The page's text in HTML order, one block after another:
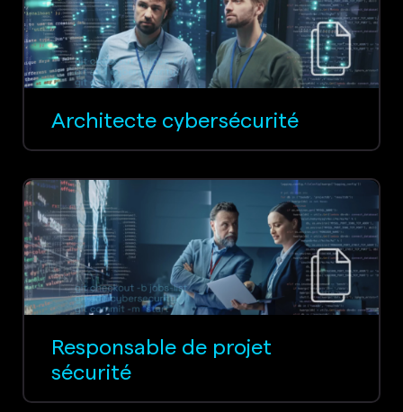
Architecte cybersécurité
Responsable de projet
sécurité